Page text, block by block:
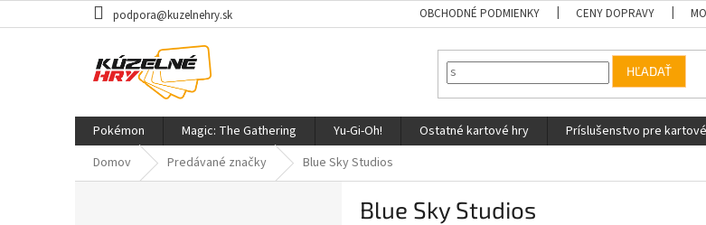
na
podpora@kuzelnehry.sk OBCHODNÉ PODMIENKY CENY DOPRAVY
HĽADAŤ
Pokémon Magic: The Gathering Yu-Gi-Oh! Ostatné kartové hry Príslušenstvo pre
Domov
Predávané značky Blue Sky Studios
Blue Sky Studios